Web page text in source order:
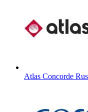
Atlas Concorde